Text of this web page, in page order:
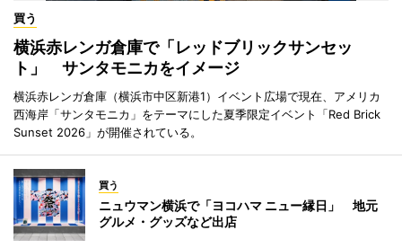
買う
横浜赤レンガ倉庫で「レッドブリックサンセッ
ト」 サンタモニカをイメージ
横浜赤レンガ倉庫（横浜市中区新港1）イベント広場で現在、アメリカ
西海岸「サンタモニカ」をテーマにした夏季限定イベント「Red Brick
Sunset 2026」が開催されている。
買う
ニュウマン横浜で「ヨコハマ ニュー縁日」 地元
グルメ・グッズなど出店